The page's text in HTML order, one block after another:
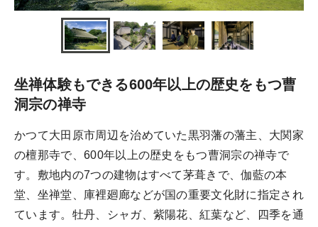
坐禅体験もできる600年以上の歴史をもつ曹
洞宗の禅寺
かつて大田原市周辺を治めていた黒羽藩の藩主、大関家
の檀那寺で、600年以上の歴史をもつ曹洞宗の禅寺で
す。敷地内の7つの建物はすべて茅葺きで、伽藍の本
堂、坐禅堂、庫裡廻廊などが国の重要文化財に指定され
ています。牡丹、シャガ、紫陽花、紅葉など、四季を通